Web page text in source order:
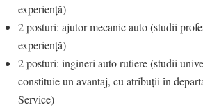
experiență)
2 posturi: ajutor mecanic auto (studii
experiență)
2 posturi: ingineri auto rutiere (studii
constituie un avantaj, cu atribuții în
Service)